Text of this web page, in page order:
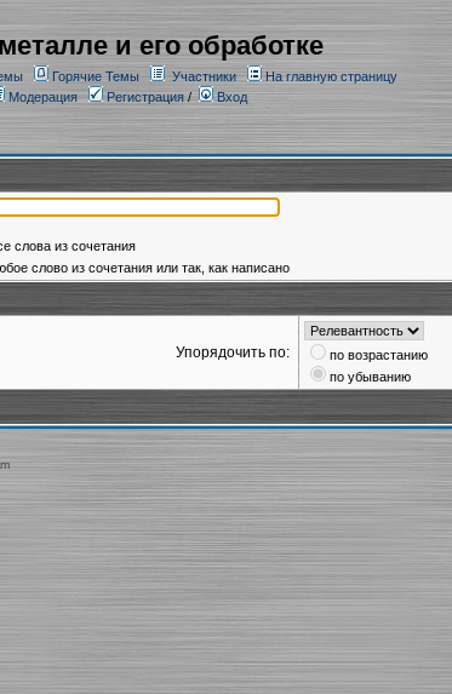
и его обработке
Горячие Темы Участники
На главную страницу
Модерация
Регистрация/ Вход
слова из сочетания
слово из сочетания или так, как написано
Упорядочить по:
по возрастанию
по убыванию